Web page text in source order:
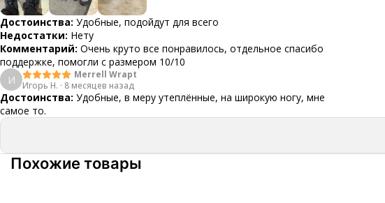
Достоинства: Удобные, подойдут для всего
Недостатки: Нету
Комментарий: Очень круто все понравилось, отдельное спасибо
поддержке, помогли с размером 10/10
И
Merrell Wrapt
Игорь Н. · 8 месяцев назад
Достоинства: Удобные, в меру утеплённые, на широкую ногу, мне
самое то.
Похожие товары